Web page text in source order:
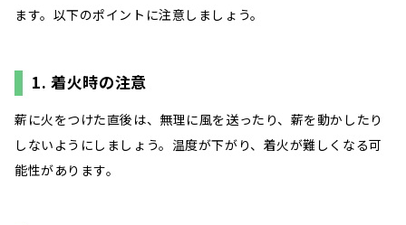
ます。以下のポイントに注意しましょう。
1. 着火時の注意
薪に火をつけた直後は、無理に風を送ったり、薪を動かしたり
しないようにしましょう。​温度が下がり、着火が難しくなる可
能性があります。